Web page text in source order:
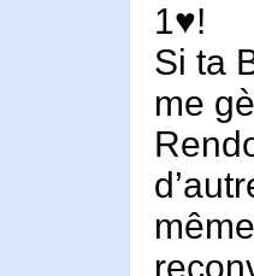
1♥!
Si ta
me